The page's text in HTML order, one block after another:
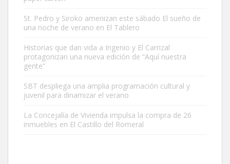
Este gato macho ha aparecido en la calle hace menos de un mes,
es muy manso y extremadamente cari...
Leales.org » Gran Canaria
St. Pedro y Siroko amenizan este sábado El sueño de
una noche de verano en El Tablero
Historias que dan vida a Ingenio y El Carrizal
protagonizan una nueva edición de “Aquí nuestra
gente”
SBT despliega una amplia programación cultural y
juvenil para dinamizar el verano
La Concejalía de Vivienda impulsa la compra de 26
inmuebles en El Castillo del Romeral